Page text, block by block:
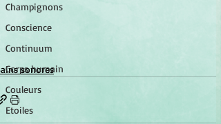
Champignons
Conscience
Continuum
Corps humain
Couleurs
Etoiles
sonores